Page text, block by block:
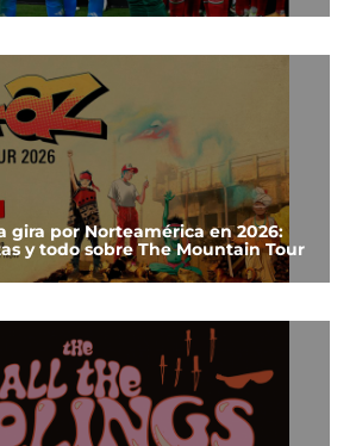
gira por Norteamérica en 2026:
y todo sobre The Mountain Tour